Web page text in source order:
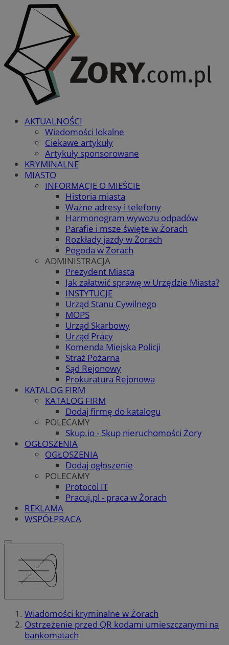
AKTUALNOŚCI
Wiadomości lokalne
Ciekawe artykuły
Artykuły sponsorowane
KRYMINALNE
MIASTO
INFORMACJE O MIEŚCIE
Historia miasta
Ważne adresy i telefony
Harmonogram wywozu odpadów
Parafie i msze święte w Żorach
Rozkłady jazdy w Żorach
Pogoda w Żorach
ADMINISTRACJA
Prezydent Miasta
Jak załatwić sprawę w Urzędzie Miasta?
INSTYTUCJE
Urząd Stanu Cywilnego
MOPS
Urząd Skarbowy
Urząd Pracy
Komenda Miejska Policji
Straż Pożarna
Sąd Rejonowy
Prokuratura Rejonowa
KATALOG FIRM
KATALOG FIRM
Dodaj firmę do katalogu
POLECAMY
Skup.io - Skup nieruchomości Żory
OGŁOSZENIA
OGŁOSZENIA
Dodaj ogłoszenie
POLECAMY
Protocol IT
Pracuj.pl - praca w Żorach
REKLAMA
WSPÓŁPRACA
Wiadomości kryminalne w Żorach
Ostrzeżenie przed QR kodami umieszczanymi na
bankomatach